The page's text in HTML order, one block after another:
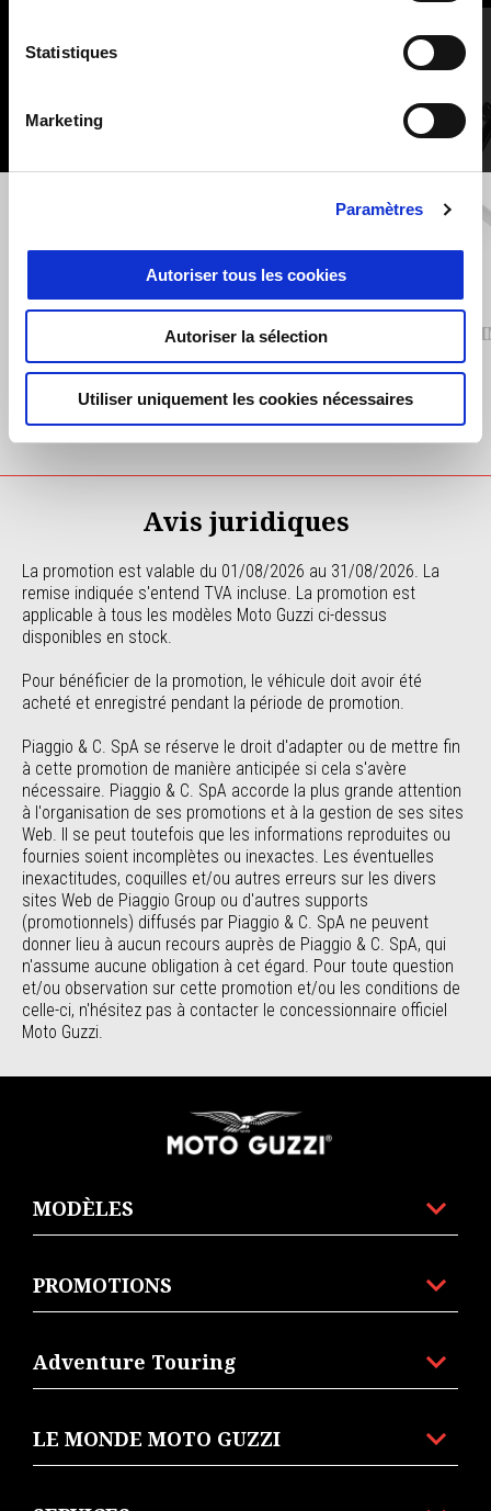
Statistiques
Marketing
Paramètres
Autoriser tous les cookies
Autoriser la sélection
Utiliser uniquement les cookies nécessaires
CENTRAL STAND
€ 199
Avis juridiques
La promotion est valable du 01/08/2026 au 31/08/2026. La
remise indiquée s'entend TVA incluse. La promotion est
applicable à tous les modèles Moto Guzzi ci-dessus
disponibles en stock.
Pour bénéficier de la promotion, le véhicule doit avoir été
acheté et enregistré pendant la période de promotion.
Piaggio & C. SpA se réserve le droit d'adapter ou de mettre fin
à cette promotion de manière anticipée si cela s'avère
nécessaire. Piaggio & C. SpA accorde la plus grande attention
à l'organisation de ses promotions et à la gestion de ses sites
Web. Il se peut toutefois que les informations reproduites ou
fournies soient incomplètes ou inexactes. Les éventuelles
inexactitudes, coquilles et/ou autres erreurs sur les divers
sites Web de Piaggio Group ou d'autres supports
(promotionnels) diffusés par Piaggio & C. SpA ne peuvent
donner lieu à aucun recours auprès de Piaggio & C. SpA, qui
n'assume aucune obligation à cet égard. Pour toute question
et/ou observation sur cette promotion et/ou les conditions de
celle-ci, n'hésitez pas à contacter le concessionnaire officiel
Moto Guzzi.
MODÈLES
PROMOTIONS
Adventure Touring
LE MONDE MOTO GUZZI